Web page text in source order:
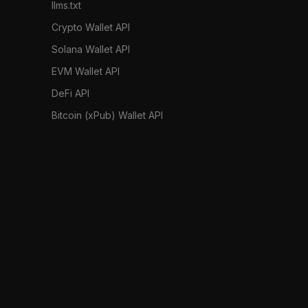
llms.txt
Crypto Wallet API
Solana Wallet API
EVM Wallet API
DeFi API
Bitcoin (xPub) Wallet API